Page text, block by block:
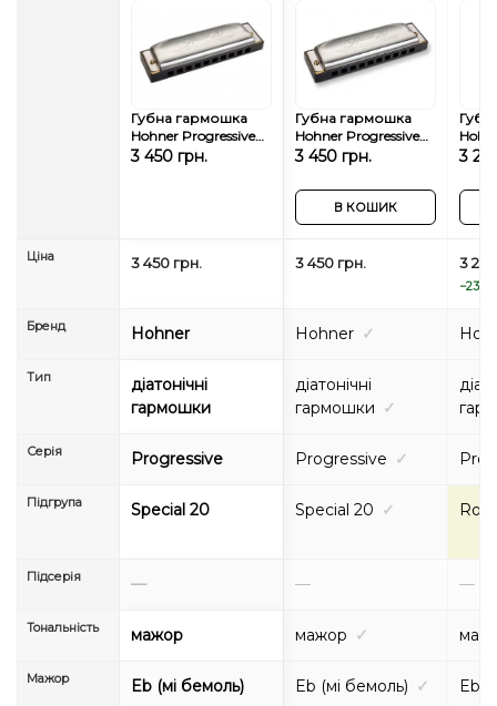
Губна гармошка
Hohner Progressive
Special 20 M560046X
Eb-major
3 450 грн.
Губна гармошка
Hohner Progressive
Special 20
M560046P Eb-major
3 450 грн.
В КОШИК
3
Ціна 3 450 грн. 3 450 грн. 3
−230
Бренд Hohner Hohner ✓
Тип
діатонічні
гармошки
діатонічні
гармошки ✓
Серія Progressive Progressive ✓
Підгрупа Special 20 Special 20 ✓
Підсерія — — —
Тональність мажор мажор ✓
Мажор Eb (мі бемоль) Eb (мі бемоль) ✓ Eb